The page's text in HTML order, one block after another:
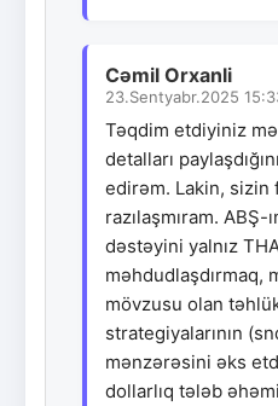
Cəmil Orxanli
23.Sentyabr.2025
Təqdim etdiyiniz
detalları
edirəm. Lakin,
razılaşmıram. ABŞ-
dəstəyini yalnız
məhdudlaşdırmaq,
mövzusu olan
strategiyalarının
mənzərəsini əks
dollarlıq tələb